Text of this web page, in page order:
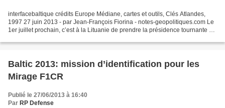
interfacebaltique crédits Europe Médiane, cartes et outils, Clés Atlandes,
1997 27 juin 2013 - par Jean-François Fiorina - notes-geopolitiques.com Le
1er juillet prochain, c’est à la Lituanie de prendre la présidence tournante de
Baltic 2013: mission d’identification pour les
Mirage F1CR
Publié le 27/06/2013 à 16:40
Par RP Defense